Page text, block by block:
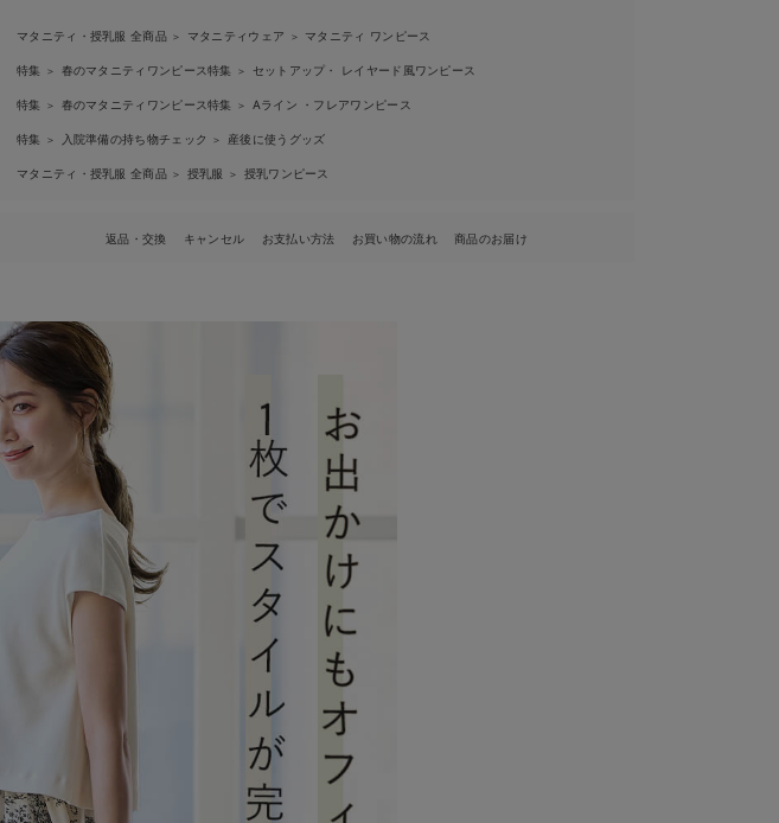
マタニティ・授乳服 全商品 ＞ マタニティウェア ＞ マタニティ ワンピース
特集 ＞ 春のマタニティワンピース特集 ＞ セットアップ・ レイヤード風ワンピース
特集 ＞ 春のマタニティワンピース特集 ＞ Aライン ・フレアワンピース
特集 ＞ 入院準備の持ち物チェック ＞ 産後に使うグッズ
マタニティ・授乳服 全商品 ＞ 授乳服 ＞ 授乳ワンピース
返品・交換 キャンセル お支払い方法 お買い物の流れ 商品のお届け